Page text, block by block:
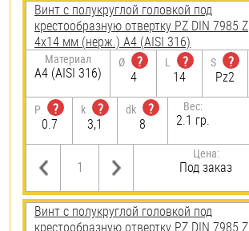
Винт с полукруглой головкой под
крестообразную отвертку PZ DIN 7985 Z
4х14 мм (нерж.) A4 (AISI 316)
Материал
A4 (AISI 316)
Ø
?
4
L
?
14
S
?
Pz2
P
?
0.7
k
?
3,1
dk
?
8
Вес:
2.1 гр.
Цена:
Под заказ
Винт с полукруглой головкой под
крестообразную отвертку PZ DIN 7985 Z